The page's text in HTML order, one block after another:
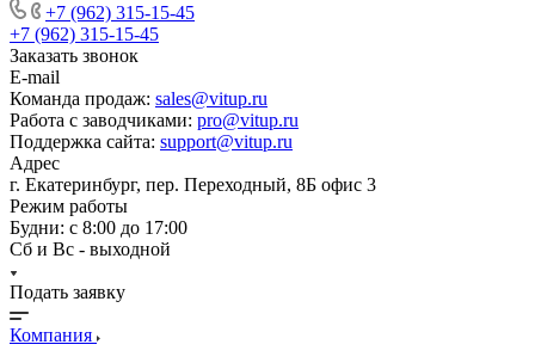
+7 (962) 315-15-45
+7 (962) 315-15-45
Заказать звонок
E-mail
Команда продаж: sales@vitup.ru
Работа с заводчиками: pro@vitup.ru
Поддержка сайта: support@vitup.ru
Адрес
г. Екатеринбург, пер. Переходный, 8Б офис 3
Режим работы
Будни: с 8:00 до 17:00
Сб и Вс - выходной
Подать заявку
Компания